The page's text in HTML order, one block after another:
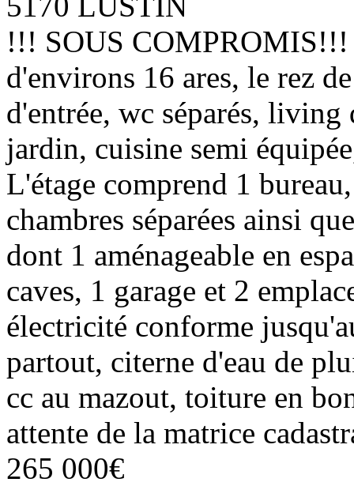
!!! SOUS COMPROMIS!!!
d'environs 16 ares, le rez
d'entrée, wc séparés, living
jardin, cuisine semi
L'étage comprend 1
chambres séparées ainsi
dont 1 aménageable en
caves, 1 garage et 2
électricité conforme
partout, citerne d'eau de
cc au mazout, toiture en
attente de la matrice
265 000€